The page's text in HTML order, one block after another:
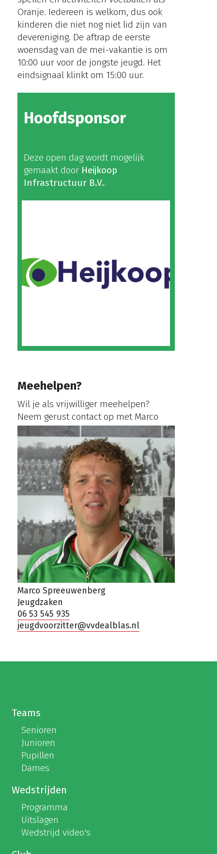
Oranje. Iedereen is welkom, dus ook
kinderen die niet nog niet lid zijn van
devereniging. De aftrap de eerste
woensdag van de mei-vakantie is om
10:00 uur voor de jongste jeugd. Het
eindsignaal klinkt om 15:00 uur.
Hoofdsponsor
Deze open dag wordt mogelijk
gemaakt door Heijkoop
Infrastructuur B.V..
Meehelpen?
Wil je als vrijwilliger meehelpen?
Neem gerust contact op met Marco
Marco Spreeuwenberg
Jeugdzaken
06 53 545 935
jeugdvoorzitter@vvdealblas.nl
Teams
Senioren
Junioren
Pupillen
Dames
Wedstrijden
Programma
Uitslagen
Wedstrijd video's